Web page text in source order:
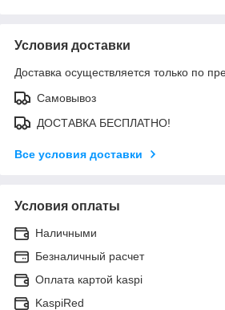
Условия доставки
Доставка осуществляется только по
Самовывоз
ДОСТАВКА БЕСПЛАТНО!
Все условия доставки
Условия оплаты
Наличными
Безналичный расчет
Оплата картой kaspi
KaspiRed